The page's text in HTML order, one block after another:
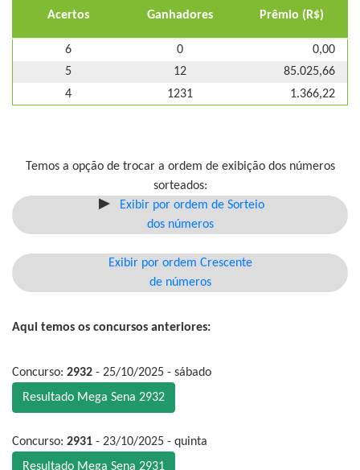
Acertos Ganhadores Prêmio (R$)
6 0
0,00
5
12
85.025,66
4
1231 1.366,22
Temos a opção de trocar a ordem de exibição dos números
sorteados:
Exibir por ordem de Sorteio
dos números
Exibir por ordem Crescente
de números
Aqui temos os concursos anteriores:
Concurso: 2932 - 25/10/2025 - sábado
Resultado Mega Sena 2932
Concurso: 2931 - 23/10/2025 - quinta
Resultado Mega Sena 2931